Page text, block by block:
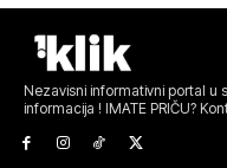
Nezavisni informativni portal u
informacija ! IMATE PRIČU?